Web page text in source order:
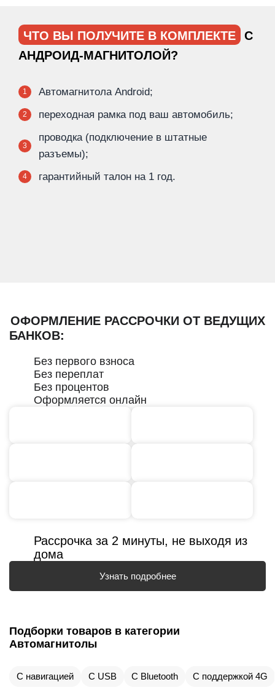
ЧТО ВЫ ПОЛУЧИТЕ В КОМПЛЕКТЕ
С
АНДРОИД-МАГНИТОЛОЙ?
1 Автомагнитола Android;
2 переходная рамка под ваш автомобиль;
3
проводка (подключение в штатные
разъемы);
4 гарантийный талон на 1 год.
ОФОРМЛЕНИЕ РАССРОЧКИ ОТ ВЕДУЩИХ
БАНКОВ:
Без первого взноса
Без переплат
Без процентов
Оформляется онлайн
Рассрочка за 2 минуты, не выходя из
дома
Узнать подробнее
Подборки товаров в категории
Автомагнитолы
С навигацией С USB С Bluetooth С поддержкой 4G